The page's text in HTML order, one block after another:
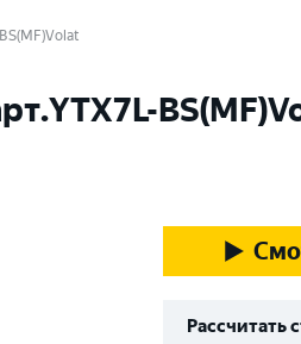
Рассчитать